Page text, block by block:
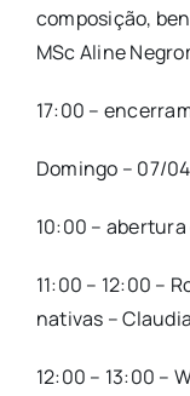
composição,
MSc Aline
17:00 –
Domingo – 07/04
10:00 –
11:00 – 12:00 –
nativas –
12:00 – 13:00 –